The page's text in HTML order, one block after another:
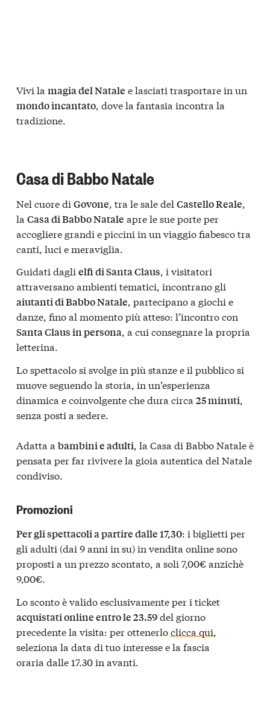
Vivi la magia del Natale e lasciati trasportare in un
mondo incantato, dove la fantasia incontra la
tradizione.
Casa di Babbo Natale
Nel cuore di Govone , tra le sale del Castello Reale
la Casa di Babbo Natale apre le sue porte per
accogliere grandi e piccini in un viaggio fiabesco tra
canti, luci e meraviglia.
Guidati dagli elfi di Santa Claus, i visitatori
attraversano ambienti tematici, incontrano gli
aiutanti di Babbo Natale, partecipano a giochi e
danze, fino al momento più atteso: l’incontro con
Santa Claus in persona, a cui consegnare la propria
letterina.
Lo spettacolo si svolge in più stanze e il pubblico si
muove seguendo la storia, in un’esperienza
dinamica e coinvolgente che dura circa 25 minuti,
senza posti a sedere.
Adatta a bambini e adulti, la Casa di Babbo Natale è
pensata per far rivivere la gioia autentica del Natale
condiviso.
Promozioni
Per gli spettacoli a partire dalle 17,30: i biglietti per
gli adulti (dai 9 anni in su) in vendita online sono
proposti a un prezzo scontato, a soli 7,00€ anzichè
9,00€.
Lo sconto è valido esclusivamente per i ticket
acquistati online entro le 23.59del giorno
precedente la visita: per ottenerloclicca qui
seleziona la data di tuo interesse e la fascia
oraria dalle 17.30 in avanti.